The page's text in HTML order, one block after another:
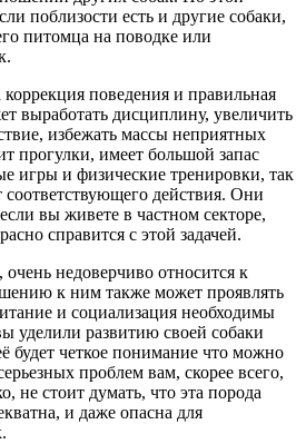
поблизости есть и другие собаки,
питомца на поводке или
поведения и правильная
выработать дисциплину, увеличить
избежать массы неприятных
прогулки, имеет большой запас
игры и физические тренировки, так
соответствующего действия. Они
вы живете в частном секторе,
справится с этой задачей.
недоверчиво относится к
к ним также может проявлять
и социализация необходимы
уделили развитию своей собаки
будет четкое понимание что можно
проблем вам, скорее всего,
не стоит думать, что эта порода
и даже опасна для